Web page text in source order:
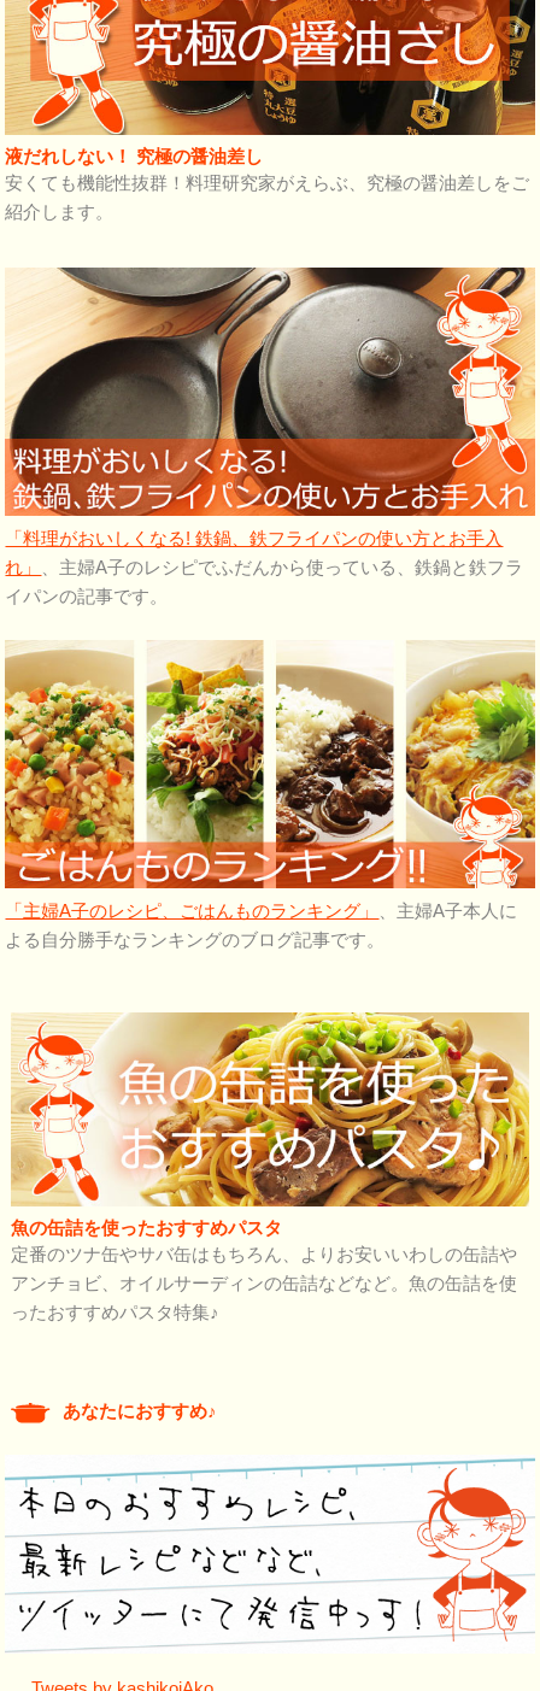
液だれしない！ 究極の醤油差し
安くても機能性抜群！料理研究家がえらぶ、究極の醤油差しをご
紹介します。
「料理がおいしくなる! 鉄鍋、鉄フライパンの使い方とお手入
れ」
、主婦A子のレシピでふだんから使っている、鉄鍋と鉄フラ
イパンの記事です。
「主婦A子のレシピ、ごはんものランキング」
、主婦A子本人に
よる自分勝手なランキングのブログ記事です。
魚の缶詰を使ったおすすめパスタ
定番のツナ缶やサバ缶はもちろん、よりお安いいわしの缶詰や
アンチョビ、オイルサーディンの缶詰などなど。魚の缶詰を使
ったおすすめパスタ特集♪
あなたにおすすめ♪